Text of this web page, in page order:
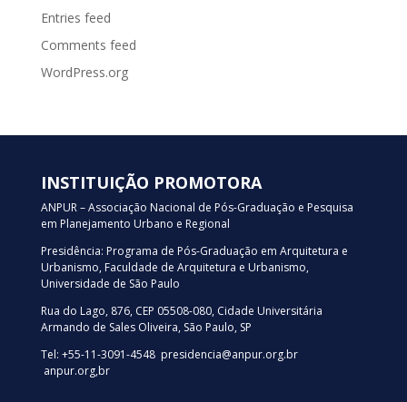
Entries feed
Comments feed
WordPress.org
INSTITUIÇÃO PROMOTORA
ANPUR – Associação Nacional de Pós-Graduação e Pesquisa
em Planejamento Urbano e Regional
Presidência: Programa de Pós-Graduação em Arquitetura e
Urbanismo, Faculdade de Arquitetura e Urbanismo,
Universidade de São Paulo
Rua do Lago, 876, CEP 05508-080, Cidade Universitária
Armando de Sales Oliveira, São Paulo, SP
Tel: +55-11-3091-4548 presidencia@anpur.org.br
anpur.org,br